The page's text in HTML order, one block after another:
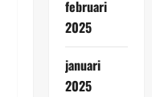
februari
2025
januari
2025